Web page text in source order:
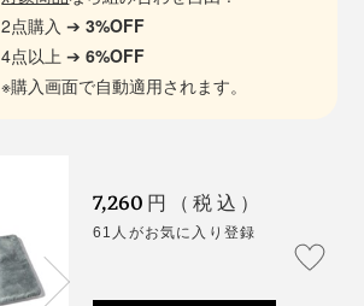
2点購入 ➔3%OFF
4点以上 ➔6%OFF
※購入画面で自動適用されます。
7,260 円（税込）
61人がお気に入り登録